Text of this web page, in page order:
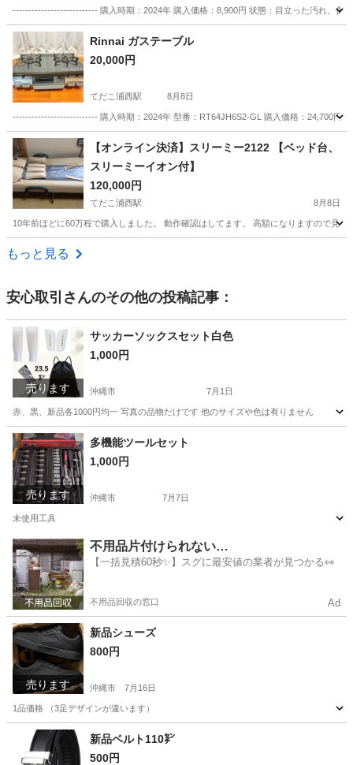
--------------------------- 購入時期：2024年 購入価格：8,900円 状態：目立った汚れ、傷
沖縄 名護市 てだこ浦西駅 テレビ
Rinnai ガステーブル
20,000円
てだこ浦西駅 8月8日
--------------------------- 購入時期：2024年 型番：RT64JH6S2-GL 購入価格：24,700円
沖縄 名護市 てだこ浦西駅 キッチン家電
【オンライン決済】スリーミー2122 【ベッド台、
スリーミーイオン付】
120,000円
てだこ浦西駅 8月8日
10年前ほどに60万程で購入しました。 動作確認はしてます。 高額になりますので見
沖縄 うるま市
もっと見る
安心取引 さんのその他の投稿記事：
売ります
サッカーソックスセット白色
1,000円
沖縄市 7月1日
赤、黒、新品各1000円均一 写真の品物だけです 他のサイズや色は有りません
沖縄 沖縄市 サッカー ソックス
売ります
多機能ツールセット
1,000円
沖縄市 7月7日
未使用工具
沖縄 沖縄市 その他 ツール
不用品片付けられない…
【一括見積60秒✨】スグに最安値の業者が見つかる👀
不用品回収の窓口 Ad
売ります
新品シューズ
800円
沖縄市 7月16日
1品価格 （3足デザインが違います）
沖縄 沖縄市 靴 シューズ
新品ベルト110㌢
500円